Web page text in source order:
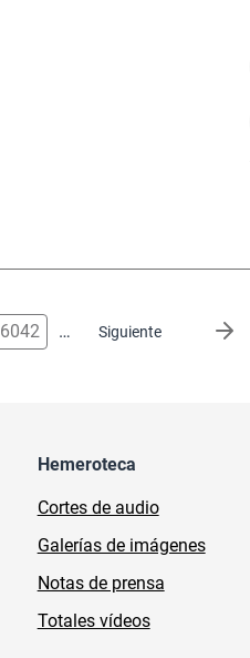
6042 … Siguiente
Siguiente página
Hemeroteca
Cortes de audio
Galerías de imágenes
Notas de prensa
Totales vídeos